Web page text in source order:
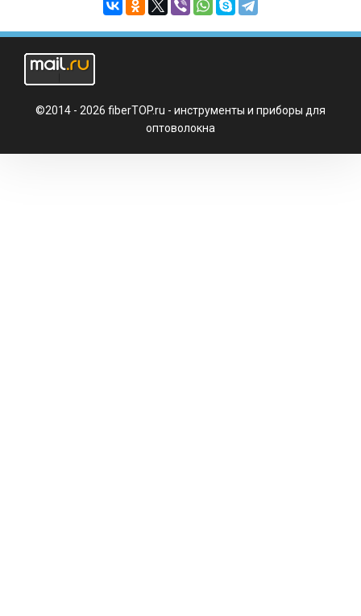
©2014 - 2026 fiberTOP.ru - инструменты и приборы для
оптоволокна